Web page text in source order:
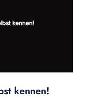
kennen!